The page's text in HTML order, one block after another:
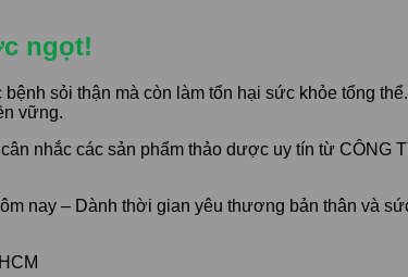
ngọt!
sỏi thận mà còn làm tổn hại sức khỏe tổng
vững.
nhắc các sản phẩm thảo dược uy tín từ
nay – Dành thời gian yêu thương bản thân và